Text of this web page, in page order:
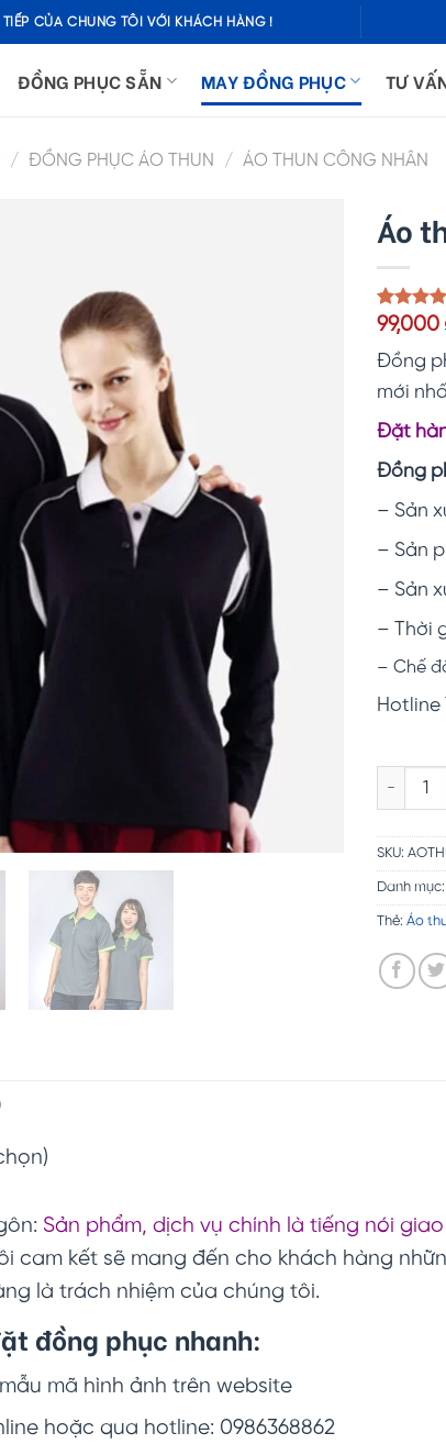
CỦA CHÚNG TÔI VỚI KHÁCH HÀNG !
ĐỒNG PHỤC SẴN MAY ĐỒNG PHỤC TƯ
/ ĐỒNG PHỤC ÁO THUN / ÁO THUN CÔNG NHÂN
Áo
5.00trên
dựa trên
1
đánh giá
99,000
Đồng
mới
Đặt
Đồng
– Sản
– Sản
– Sản
– Thời
– Chế
Hotline
Áo thun
SKU:
Danh mục:
Thẻ: Áo
Sản phẩm, dịch vụ chính là tiếng nói
cam kết sẽ mang đến cho khách hàng
là trách nhiệm của chúng tôi.
đồng phục nhanh:
mã hình ảnh trên website
hoặc qua hotline: 0986368862